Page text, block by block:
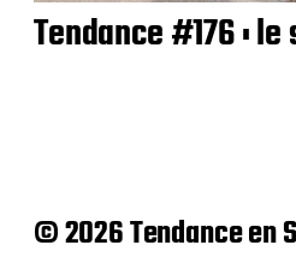
Tendance #176 :
© 2026 Tendance en